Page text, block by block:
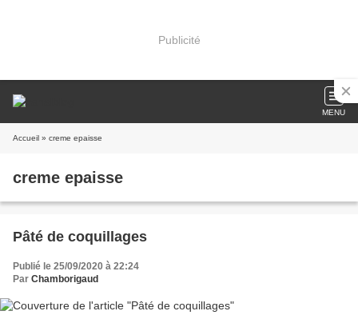
Publicité
MENU
Accueil » creme epaisse
creme epaisse
Pâté de coquillages
Publié le 25/09/2020 à 22:24
Par Chamborigaud